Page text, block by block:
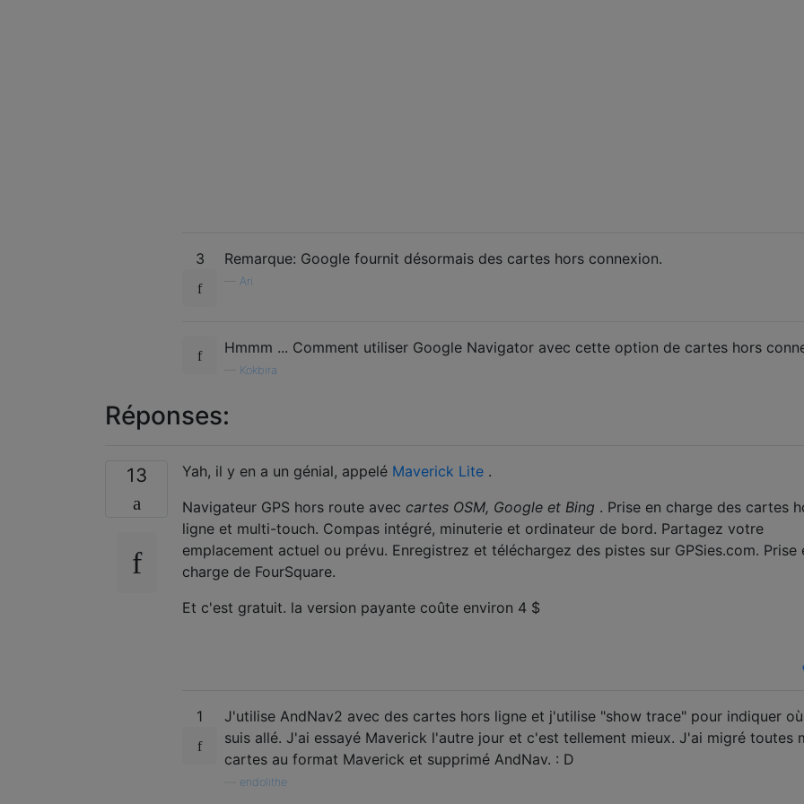
3 Remarque: Google fournit désormais des cartes hors connexion.
Ari
Hmmm ... Comment utiliser Google Navigator avec cette option de cartes hors
Kokbira
Réponses:
13 Yah, il y en a un génial, appelé Maverick Lite .
Navigateur GPS hors route avec cartes OSM, Google et Bing . Prise en charge des cartes
ligne et multi-touch. Compas intégré, minuterie et ordinateur de bord. Partagez votre
emplacement actuel ou prévu. Enregistrez et téléchargez des pistes sur GPSies.com. Prise
charge de FourSquare.
Et c'est gratuit. la version payante coûte environ 4 $
1
J'utilise AndNav2 avec des cartes hors ligne et j'utilise "show trace" pour indiquer
suis allé. J'ai essayé Maverick l'autre jour et c'est tellement mieux. J'ai migré toutes
cartes au format Maverick et supprimé AndNav. : D
endolithe